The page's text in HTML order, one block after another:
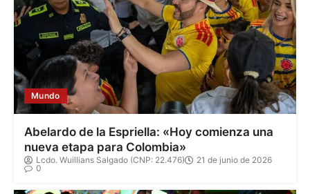
Mundo
Abelardo de la Espriella: «Hoy comienza una
nueva etapa para Colombia»
Lcdo. Wuillians Salgado (CNP: 22.476)
21 de junio de 2026
0